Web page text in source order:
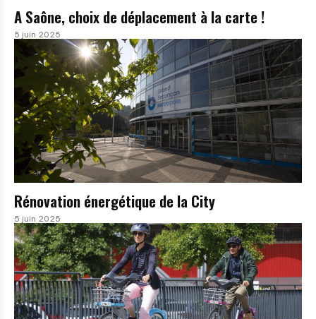
A Saône, choix de déplacement à la carte !
5 juin 2025
Rénovation énergétique de la City
5 juin 2025